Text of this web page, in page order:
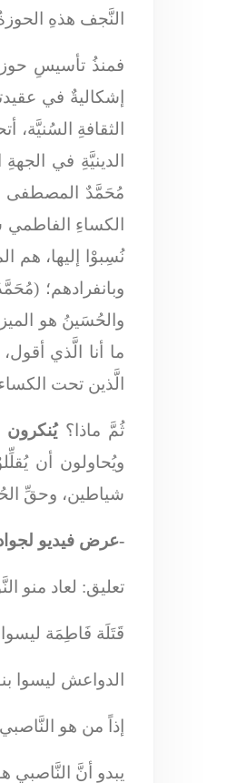
النَّجف هذهِ
فمنذُ تأسيسِ
إشكاليةٌ في
الثقافةِ
الدينيَّةِ في
مُحَمَّدٌ المصطفى
الكساءِ
نُسِبوْا إليها، هم
وبانفرادهم؛
والحُسَينُ هو
ما أنا الَّذي
الَّذين تحت
ثُمَّ ماذا؟يُنكرون
ويُحاولون أن
شياطين، وحقِّ
-عرض فيديو
تعليق: لعاد منو
قَتَلَة فَاطِمَة
الدواعش ليسوا
إذاً من هو
يبدو أنَّ النَّاصبي